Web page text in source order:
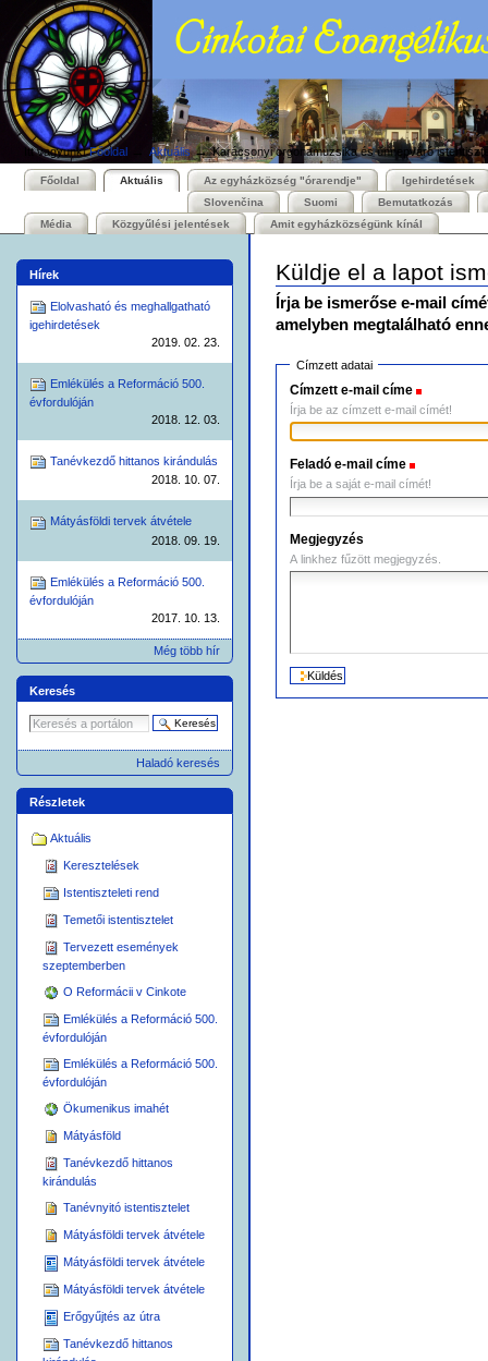
tartalomhoz
Ugrás
a
navigációhoz
Személyes
eszközök
Itt vagyunk: Főoldal →Aktuális →Karácsonyi orgonamuzsika és ünnepváró
Bekezdések
Főoldal Aktuális Az egyházközség "órarendje"
Igehirdetések
Slovenčina
Suomi
Bemutatkozás
Média
Közgyűlési jelentések Amit egyházközségünk kínál
Hírek
Elolvasható és meghallgatható
igehirdetések
2019. 02. 23.
Emlékülés a Reformáció 500.
évfordulóján
2018. 12. 03.
Tanévkezdő hittanos kirándulás
2018. 10. 07.
Mátyásföldi tervek átvétele
2018. 09. 19.
Emlékülés a Reformáció 500.
évfordulóján
2017. 10. 13.
Még több hír
Keresés
Haladó keresés
Részletek
Aktuális
Keresztelések
Istentiszteleti rend
Temetői istentisztelet
Tervezett események
szeptemberben
O Reformácii v Cinkote
Emlékülés a Reformáció 500.
évfordulóján
Emlékülés a Reformáció 500.
évfordulóján
Ökumenikus imahét
Mátyásföld
Tanévkezdő hittanos
kirándulás
Tanévnyitó istentisztelet
Mátyásföldi tervek átvétele
Mátyásföldi tervek átvétele
Mátyásföldi tervek átvétele
Erőgyűjtés az útra
Tanévkezdő hittanos
Küldje el a lapot
Írja be ismerőse e-mail
amelyben megtalálható
Címzett adatai
Címzett e-mail címe
Írja be az címzett e-mail címét!
Feladó e-mail címe
Írja be a saját e-mail címét!
Megjegyzés
A linkhez fűzött megjegyzés.